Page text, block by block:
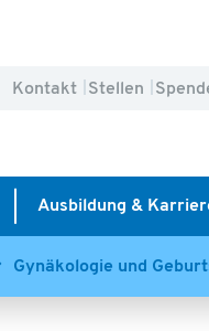
Kontakt Stellen
Ausbildung &
Gynäkologie und